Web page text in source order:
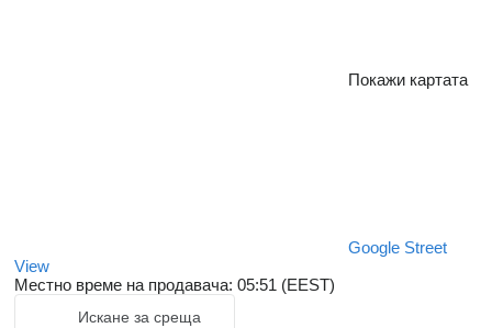
Покажи картата
Google Street
View
Местно време на продавача: 05:51 (EEST)
Искане за среща